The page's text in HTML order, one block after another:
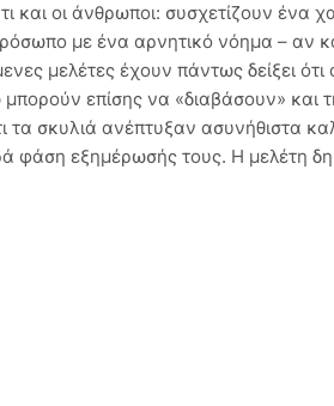
και οι άνθρωποι: συσχετίζουν
με ένα αρνητικό νόημα – αν
μελέτες έχουν πάντως δείξει
επίσης να «διαβάσουν» και
τα σκυλιά ανέπτυξαν ασυνήθιστα
φάση εξημέρωσής τους. Η μελέτη